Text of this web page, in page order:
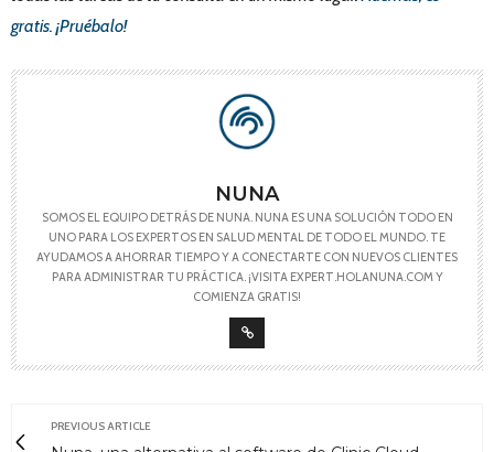
gratis. ¡Pruébalo!
NUNA
SOMOS EL EQUIPO DETRÁS DE NUNA. NUNA ES UNA SOLUCIÓN TODO EN
UNO PARA LOS EXPERTOS EN SALUD MENTAL DE TODO EL MUNDO. TE
AYUDAMOS A AHORRAR TIEMPO Y A CONECTARTE CON NUEVOS CLIENTES
PARA ADMINISTRAR TU PRÁCTICA. ¡VISITA EXPERT.HOLANUNA.COM Y
COMIENZA GRATIS!
PREVIOUS ARTICLE